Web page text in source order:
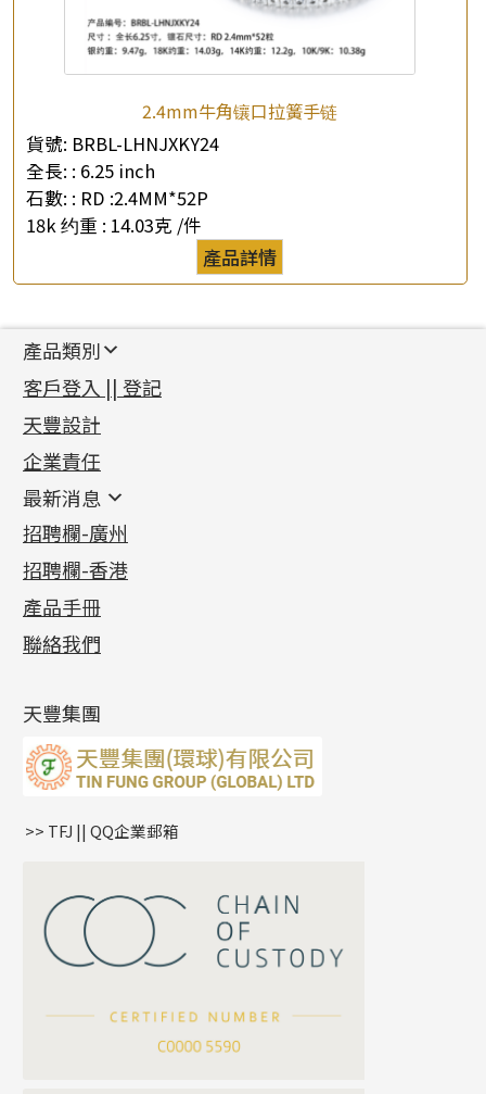
2.4mm牛角镶口拉簧手链
貨號: BRBL-LHNJXKY24
全長: : 6.25 inch
石數: : RD :2.4MM*52P
18k 约重 : 14.03克 /件
產品詳情
公司名稱
產品類別
新產品
足金系列
足金配件
機織鏈系列
珠仔鏈
镶口链
管狀網鏈
十字車花鏈系列
十字閃O鏈系列
十字錘打鏈系列
側身車花鏈系列
側身鏈系列
雙十字鏈系列
水波鏈系列
蛇骨鏈系列
鏈尾系列
嘴唇鏈系列
S車花鏈系列
珍珠鏈系列
坦克鏈系列
滿天星鏈系列
方假繩鏈系列
首飾配件
耳環類配件
卷迫系列
螺絲迫系列
梅花迫系列
平臺迫系列
綫拍系列
美拍系列
耳環扣系列
耳綫/耳鈎系列
耳環爪頭
耳環
鏈類配件
動感車花吊墜
調節珠系列
生圈扣系列
龍蝦扣系列
鴨俐制系列
字母吊墜
相盒吊墜
項鏈吊墜
生肖吊墜
星座吊墜
珠扣
其他類配件
珠盤系列
袖口鈕系列
焊片及鐳射綫
空心車花管
珠類配件
無孔光身珠
空心光身珠
無孔批花珠
鑲口類
四爪頭系列
六爪頭系列
車花片
動感車花片
鑲口戒指
鑲口手鏈系列
首飾系列
手镯系列
戒指系列
空心耳環
空心车花管首饰链
空心手鐲系列
貴金屬原料
千足金
記憶金屬系列
記憶戒指
拉簧珠珠手鏈
記憶鈦手鐲
客戶登入 || 登記
天豐設計
企業責任
最新消息
最新消息
各項證書(2)
相片集(9)
展覽會資訊
最新產品資訊
招聘欄-廣州
招聘欄-香港
產品手冊
聯絡我們
天豐集團
>> TFJ || QQ企業郵箱